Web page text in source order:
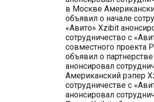
в Москве
объявил о начале
«Авито» Xzibit
сотрудничество с
совместного проекта
объявил о
анонсировал
Американский рэпер
сотрудничестве с
анонсировал